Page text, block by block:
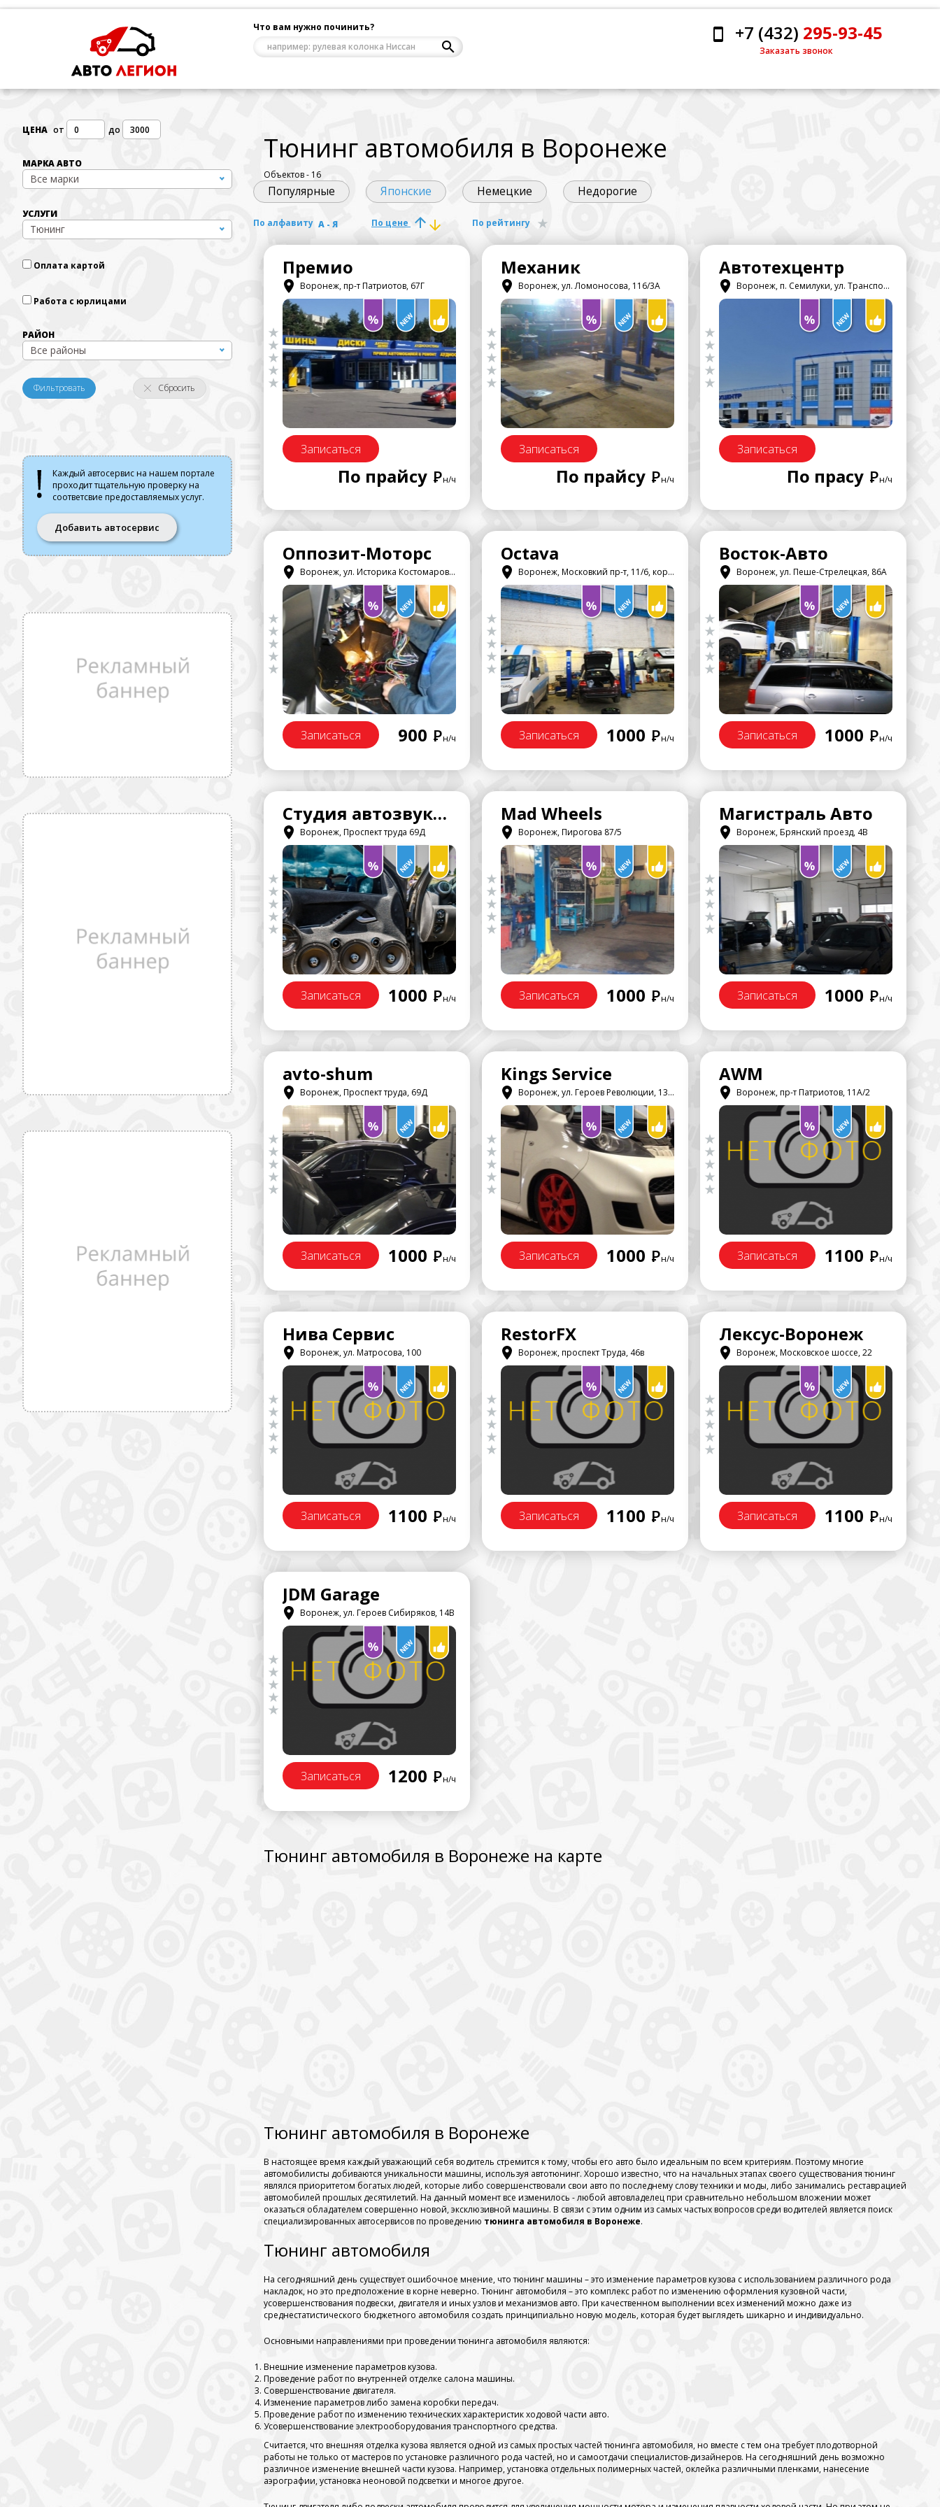
Что вам нужно починить? +7 (432) 295-93-45
Заказать звонок
ЦЕНА от до
МАРКА АВТО
Все марки
УСЛУГИ
Тюнинг
Оплата картой
Работа с юрлицами
РАЙОН
Все районы
Фильтровать Сбросить
Каждый автосервис на нашем портале
проходит тщательную проверку на
соответсвие предоставляемых услуг.
Добавить автосервис
Тюнинг автомобиля в Воронеже
Объектов - 16
Популярные Японские Немецкие Недорогие
По алфавиту А - Я По цене По рейтингу
Премио
Воронеж, пр-т Патриотов, 67Г
Записаться
По прайсу Рн/ч
Механик
Воронеж, ул. Ломоносова, 116/3А
Записаться
По прайсу Рн/ч
Автотехцентр
Воронеж, п. Семилуки, ул. Транспортная, 1В
Записаться
По прасу Рн/ч
Оппозит-Моторс
Воронеж, ул. Историка Костомарова, 58
Записаться 900 Рн/ч
Octava
Воронеж, Московкий пр-т, 11/6, корпус 2
Записаться 1000 Рн/ч
Восток-Авто
Воронеж, ул. Пеше-Стрелецкая, 86А
Записаться 1000 Рн/ч
Студия автозвука «чип & дейл»
Воронеж, Проспект труда 69Д
Записаться 1000 Рн/ч
Mad Wheels
Воронеж, Пирогова 87/5
Записаться 1000 Рн/ч
Магистраль Авто
Воронеж, Брянский проезд, 4В
Записаться 1000 Рн/ч
avto-shum
Воронеж, Проспект труда, 69Д
Записаться 1000 Рн/ч
Kings Service
Воронеж, ул. Героев Революции, 136Б
Записаться 1000 Рн/ч
AWM
Воронеж, пр-т Патриотов, 11А/2
Записаться 1100 Рн/ч
Нива Сервис
Воронеж, ул. Матросова, 100
Записаться 1100 Рн/ч
RestorFX
Воронеж, проспект Труда, 46в
Записаться 1100 Рн/ч
Лексус-Воронеж
Воронеж, Московское шоссе, 22
Записаться 1100 Рн/ч
JDM Garage
Воронеж, ул. Героев Сибиряков, 14В
Записаться 1200 Рн/ч
Тюнинг автомобиля в Воронеже на карте
Тюнинг автомобиля в Воронеже
В настоящее время каждый уважающий себя водитель стремится к тому, чтобы его авто было идеальным по всем критериям. Поэтому многие
автомобилисты добиваются уникальности машины, используя автотюнинг. Хорошо известно, что на начальных этапах своего существования тюнинг
являлся приоритетом богатых людей, которые либо совершенствовали свои авто по последнему слову техники и моды, либо занимались реставрацией
автомобилей прошлых десятилетий. На данный момент все изменилось - любой автовладелец при сравнительно небольшом вложении может
оказаться обладателем совершенно новой, эксклюзивной машины. В связи с этим одним из самых частых вопросов среди водителей является поиск
специализированных автосервисов по проведению тюнинга автомобиля в Воронеже.
Тюнинг автомобиля
На сегодняшний день существует ошибочное мнение, что тюнинг машины – это изменение параметров кузова с использованием различного рода
накладок, но это предположение в корне неверно. Тюнинг автомобиля – это комплекс работ по изменению оформления кузовной части,
усовершенствования подвески, двигателя и иных узлов и механизмов авто. При качественном выполнении всех изменений можно даже из
среднестатистического бюджетного автомобиля создать принципиально новую модель, которая будет выглядеть шикарно и индивидуально.
Основными направлениями при проведении тюнинга автомобиля являются:
Внешние изменение параметров кузова.
Проведение работ по внутренней отделке салона машины.
Совершенствование двигателя.
Изменение параметров либо замена коробки передач.
Проведение работ по изменению технических характеристик ходовой части авто.
Усовершенствование электрооборудования транспортного средства.
Считается, что внешняя отделка кузова является одной из самых простых частей тюнинга автомобиля, но вместе с тем она требует плодотворной
работы не только от мастеров по установке различного рода частей, но и самоотдачи специалистов-дизайнеров. На сегодняшний день возможно
различное изменение внешней части кузова. Например, установка отдельных полимерных частей, оклейка различными пленками, нанесение
аэрографии, установка неоновой подсветки и многое другое.